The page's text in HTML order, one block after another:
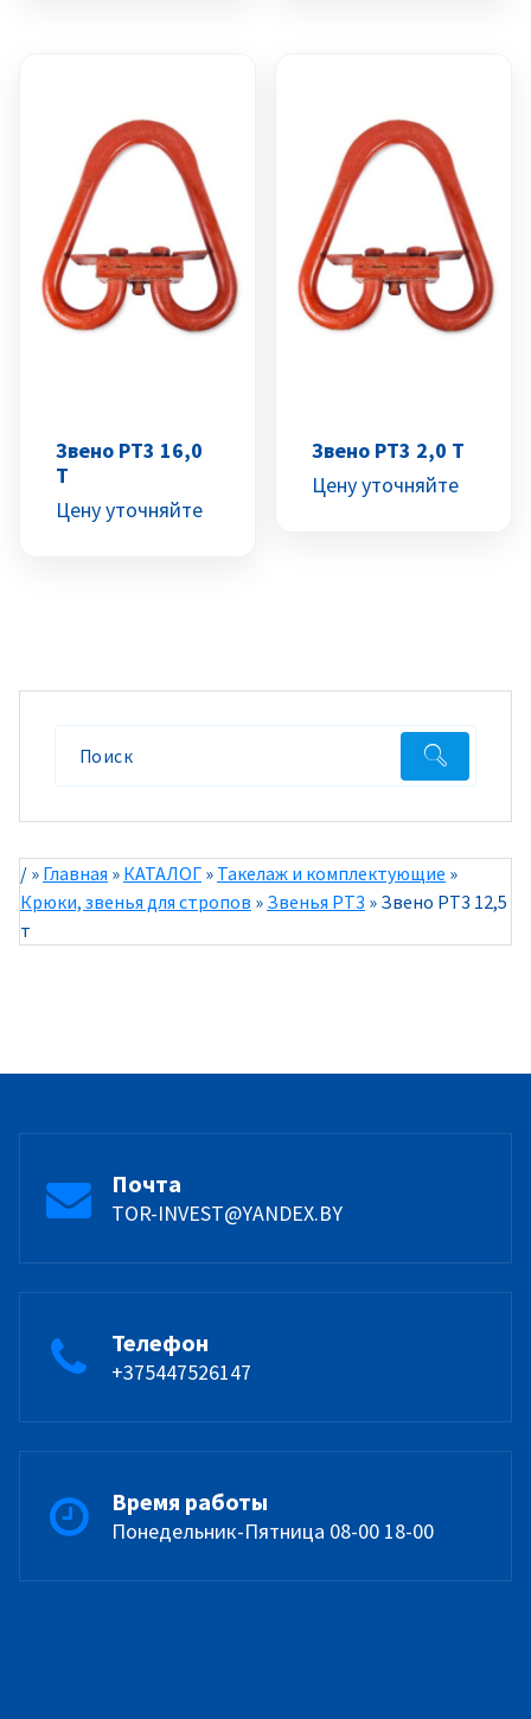
Звено РТ3 16,0
Т
Цену уточняйте
Звено РТ3 2,0 Т
Цену уточняйте
/ » Главная » КАТАЛОГ » Такелаж и комплектующие »
Крюки, звенья для стропов » Звенья РТ3 » Звено РТ3 12,5
т
Почта
TOR-INVEST@YANDEX.BY
Телефон
+375447526147
Время работы
Понедельник-Пятница 08-00 18-00